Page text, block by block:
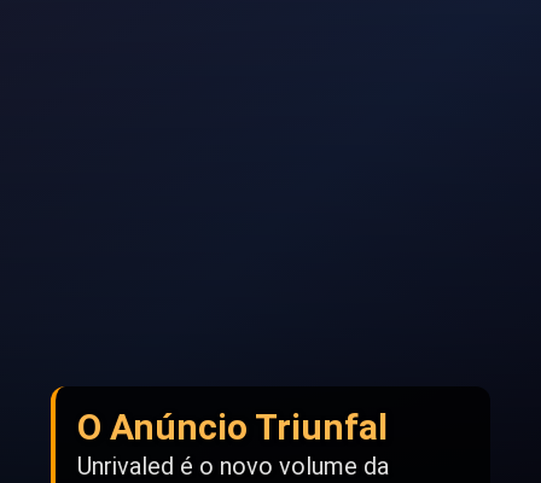
O Anúncio Triunfal
Unrivaled é o novo volume da